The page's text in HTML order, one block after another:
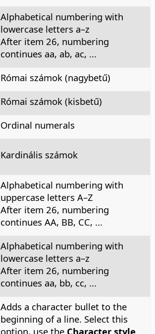
Alphabetical numbering with
lowercase letters a–z
After item 26, numbering
continues aa, ab, ac, ...
Római számok (nagybetű)
Római számok (kisbetű)
Ordinal numerals
Kardinális számok
Alphabetical numbering with
uppercase letters A–Z
After item 26, numbering
continues AA, BB, CC, ...
Alphabetical numbering with
lowercase letters a–z
After item 26, numbering
continues aa, bb, cc, ...
Adds a character bullet to the
beginning of a line. Select this
option, use the Character style